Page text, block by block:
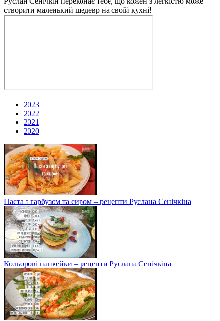
створити маленький шедевр на своїй кухні!
2023
2022
2021
2020
Паста з гарбузом та сиром – рецепти Руслана Сенічкіна
Кольорові панкейки – рецепти Руслана Сенічкіна